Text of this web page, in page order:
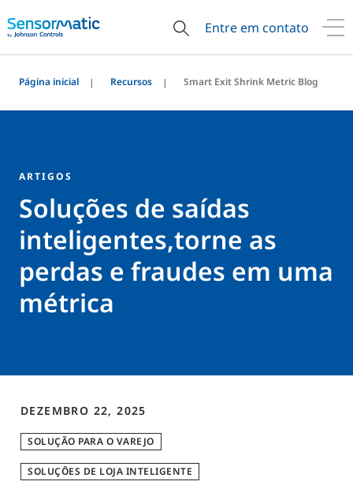
Entre em contato
Página inicial Recursos Smart Exit Shrink Metric Blog
ARTIGOS
Soluções de saídas
inteligentes,torne as
perdas e fraudes em uma
métrica
DEZEMBRO 22, 2025
SOLUÇÃO PARA O VAREJO
SOLUÇÕES DE LOJA INTELIGENTE